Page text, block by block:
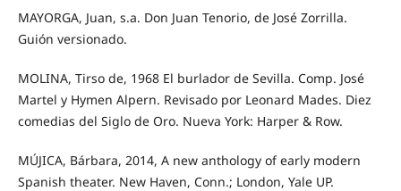
MAYORGA, Juan, s.a. Don Juan Tenorio, de José Zorrilla.
Guión versionado.
MOLINA, Tirso de, 1968 El burlador de Sevilla. Comp. José
Martel y Hymen Alpern. Revisado por Leonard Mades. Diez
comedias del Siglo de Oro. Nueva York: Harper & Row.
MÚJICA, Bárbara, 2014, A new anthology of early modern
Spanish theater. New Haven, Conn.; London, Yale UP.